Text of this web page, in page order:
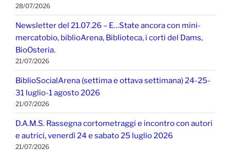
28/07/2026
Newsletter del 21.07.26 – E…State ancora con mini-
mercatobio, biblioArena, Biblioteca, i corti del Dams,
BioOsteria.
21/07/2026
BiblioSocialArena (settima e ottava settimana) 24-25-
31 luglio-1 agosto 2026
21/07/2026
D.A.M.S. Rassegna cortometraggi e incontro con autori
e autrici, venerdì 24 e sabato 25 luglio 2026
21/07/2026